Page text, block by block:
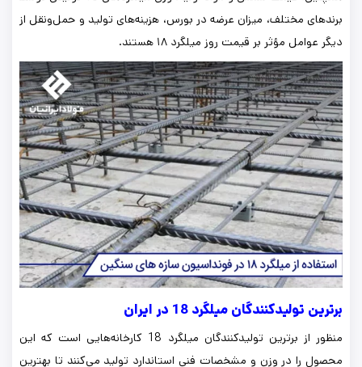
برندهای مختلف، میزان عرضه در بورس، هزینه‌های تولید و حمل‌ونقل از
دیگر عوامل مؤثر بر قیمت روز میلگرد ۱۸ هستند.
برترین تولیدکنندگان میلگرد 18 در ایران
منظور از برترین تولیدکنندگان میلگرد 18 کارخانه‌هایی است که این
محصول را در وزن و مشخصات فنی استاندارد تولید می‌کنند تا بهترین